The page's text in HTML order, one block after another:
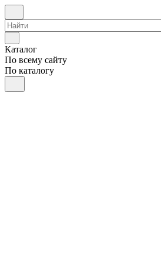
Каталог
По всему сайту
По каталогу